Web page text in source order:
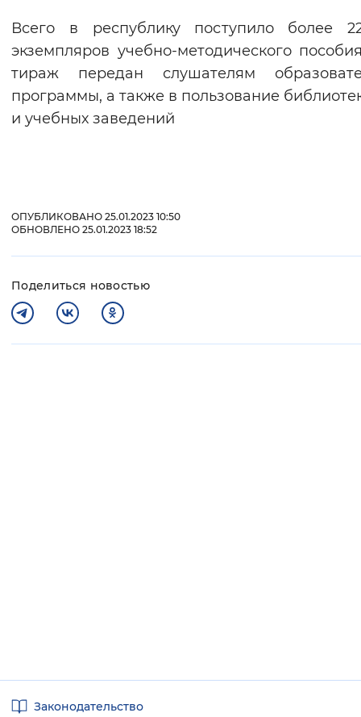
Всего в республику поступило более
экземпляров учебно-методического
тираж передан слушателям
программы, а также в пользование
и учебных заведений
ОПУБЛИКОВАНО 25.01.2023 10:50
ОБНОВЛЕНО 25.01.2023 18:52
Поделиться новостью
Законодательство